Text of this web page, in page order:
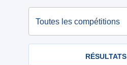
Toutes les compétitions
RÉSULTATS